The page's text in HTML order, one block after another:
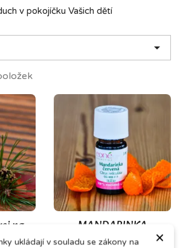
v pokojíčku Vašich dětí

na
(1)
MANDARINKA
ČERVENÁ
(2)
×
ukládají v souladu se zákony na